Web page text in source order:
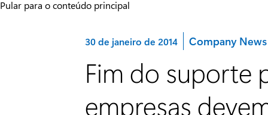
Pular para o conteúdo principal
30 de janeiro de 2014 Categoria:
Company News
Fim do suporte
empresas